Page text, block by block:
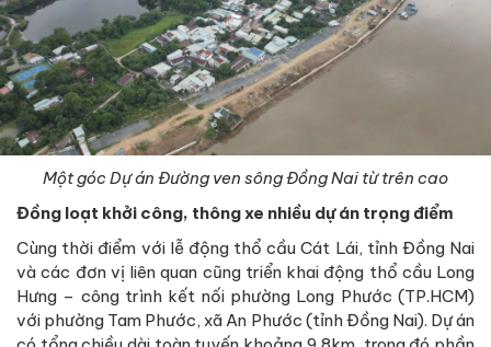
Một góc Dự án Đường ven sông Đồng Nai từ trên cao
Đồng loạt khởi công, thông xe nhiều dự án trọng điểm
Cùng thời điểm với lễ động thổ cầu Cát Lái, tỉnh Đồng Nai
và các đơn vị liên quan cũng triển khai động thổ cầu Long
Hưng – công trình kết nối phường Long Phước (TP.HCM)
với phường Tam Phước, xã An Phước (tỉnh Đồng Nai). Dự án